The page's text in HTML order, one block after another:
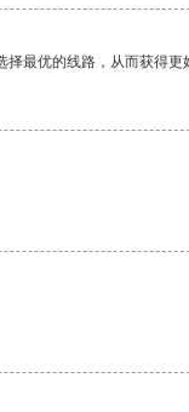
最优的线路，从而获得更